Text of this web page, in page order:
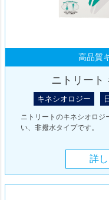
高品質
ニトリート
キネシオロジー
ニトリートのキネシオロ
い、非撥水タイプです。
詳